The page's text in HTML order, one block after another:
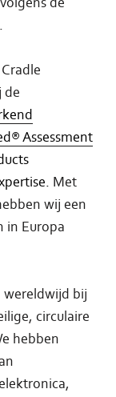
de
Assessment
Met
wij een
in Europa
wereldwijd bij
circulaire
hebben